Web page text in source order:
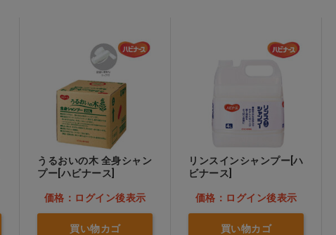
うるおいの木 全身シャン
プー[ハビナース]
価格：ログイン後表示
買い物カゴ
リンスインシャンプー[ハ
ビナース]
価格：ログイン後表示
買い物カゴ